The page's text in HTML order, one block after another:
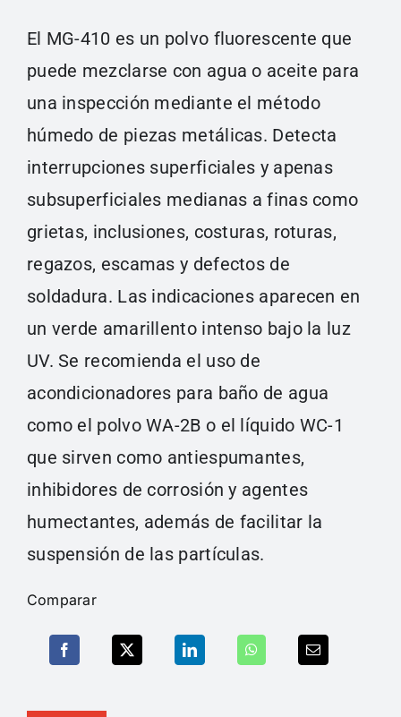
El MG-410 es un polvo fluorescente que
puede mezclarse con agua o aceite para
una inspección mediante el método
húmedo de piezas metálicas. Detecta
interrupciones superficiales y apenas
subsuperficiales medianas a finas como
grietas, inclusiones, costuras, roturas,
regazos, escamas y defectos de
soldadura. Las indicaciones aparecen en
un verde amarillento intenso bajo la luz
UV. Se recomienda el uso de
acondicionadores para baño de agua
como el polvo WA-2B o el líquido WC-1
que sirven como antiespumantes,
inhibidores de corrosión y agentes
humectantes, además de facilitar la
suspensión de las partículas.
Comparar